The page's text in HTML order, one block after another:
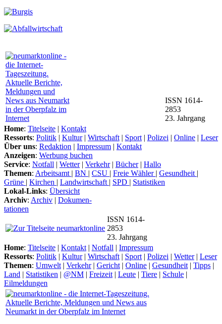
ISSN 1614-
2853
23. Jahrgang
Home: Titelseite | Kontakt
Ressorts: Politik | Kultur| Wirtschaft | Sport | Polizei | Online | Leser
Über uns: Redaktion | Impressum | Kontakt
Anzeigen: Werbung buchen
Service: Notfall | Wetter| Verkehr| Bücher| Hallo
Themen: Arbeitsamt | BN | CSU | Freie Wähler | Gesundheit |
Grüne | Kirchen | Landwirtschaft | SPD | Statistiken
Lokal-Links: Übersicht
Archiv: Archiv | Dokumen-
tationen
ISSN 1614-
2853
23. Jahrgang
Home: Titelseite | Kontakt | Notfall | Impressum
Ressorts: Politik | Kultur| Wirtschaft | Sport | Polizei | Wetter| Leser
Themen: Umwelt | Verkehr| Gericht | Online | Gesundheit | Tipps |
Land | Statistiken | @NM | Freizeit | Leute | Tiere | Schule |
Eilmeldungen